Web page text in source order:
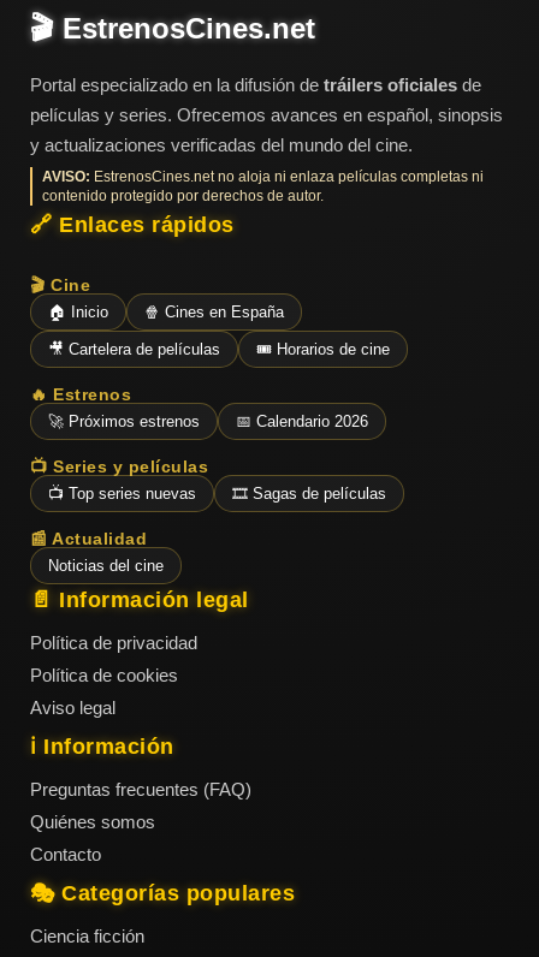
🎬 EstrenosCines.net
Portal especializado en la difusión de tráilers oficiales de
películas y series. Ofrecemos avances en español, sinopsis
y actualizaciones verificadas del mundo del cine.
AVISO: EstrenosCines.net no aloja ni enlaza películas completas ni
contenido protegido por derechos de autor.
🔗 Enlaces rápidos
🎬 Cine
🏠 Inicio 🍿 Cines en España
🎥 Cartelera de películas 🎟️ Horarios de cine
🔥 Estrenos
🚀 Próximos estrenos 📅 Calendario 2026
📺 Series y películas
📺 Top series nuevas 🎞️ Sagas de películas
📰 Actualidad
Noticias del cine
📄 Información legal
Política de privacidad
Política de cookies
Aviso legal
ℹ️ Información
Preguntas frecuentes (FAQ)
Quiénes somos
Contacto
🎭 Categorías populares
Ciencia ficción